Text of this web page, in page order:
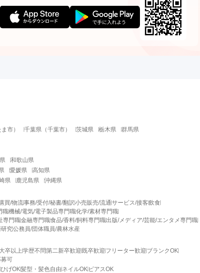
ま市） 千葉県 （千葉市） 茨城県 栃木県 群馬県
和歌山県
愛媛県 高知県
県 鹿児島県 沖縄県
買/物流事務/受付/秘書/翻訳小売販売/流通サービス/接客飲食
職機械/電気/電子製品専門職化学/素材専門職
専門職金融専門職食品/香料/飼料専門職出版/メディア/芸能/エンタメ専門職
究公務員/団体職員/農林水産
大卒以上学歴不問第二新卒歓迎 既卒歓迎 フリーター歓迎 ブランクOK
可
ひげOK髪型・髪色自由 ネイルOK ピアスOK